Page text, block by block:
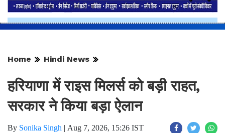
Home Hindi News
हरियाणा में राइस मिलर्स को बड़ी राहत,
सरकार ने किया बड़ा ऐलान
By Sonika Singh | Aug 7, 2026, 15:26 IST